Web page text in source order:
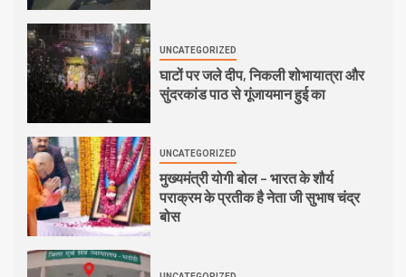
UNCATEGORIZED
घाटों पर जले दीप, निकली शोभायात्रा और
सुंदरकांड पाठ से गूंजायमान हुई का
UNCATEGORIZED
मुख्यमंत्री योगी बोल – भारत के शौर्य
पराक्रम के प्रतीक है नेता जी सुभाष चंद्र
बोस